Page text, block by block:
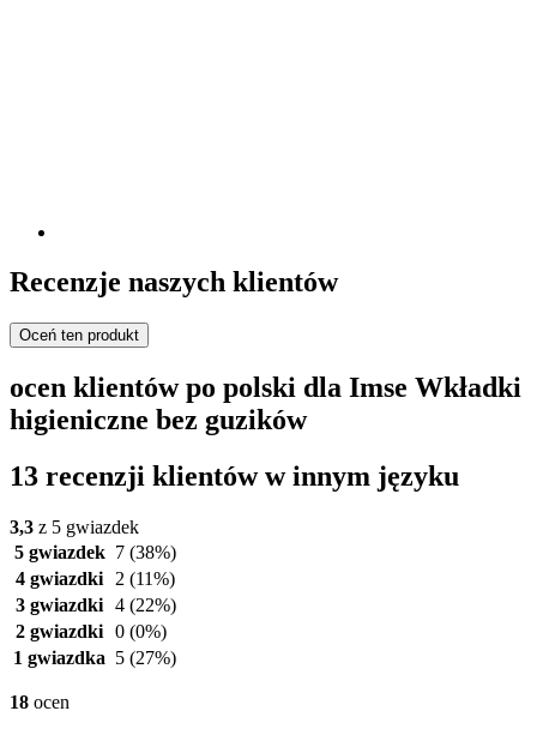
Recenzje naszych klientów
Oceń ten produkt
ocen klientów po polski dla Imse Wkładki
higieniczne bez guzików
13 recenzji klientów w innym języku
3,3 z 5 gwiazdek
5 gwiazdek 7 (38%)
4 gwiazdki
2 (11%)
3 gwiazdki 4 (22%)
2 gwiazdki 0 (0%)
1 gwiazdka 5 (27%)
18 ocen